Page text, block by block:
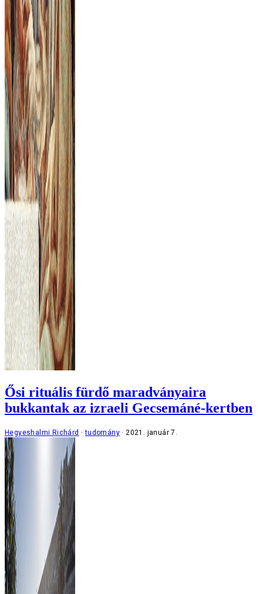
Ősi rituális fürdő maradványaira
bukkantak az izraeli Gecsemáné-kertben
Hegyeshalmi Richárd tudomány 2021. január 7.